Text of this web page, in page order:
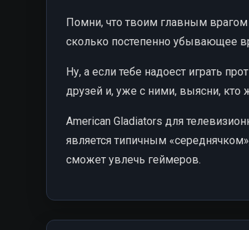
Помни, что твоим главным
сколько постепенно убывающее
Ну, а если тебе надоест играть
друзей и, уже с ними, выясни, кто
American Gladiators для
является типичным
сможет увлечь геймеров.